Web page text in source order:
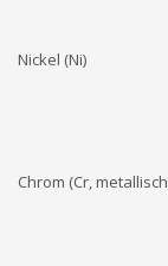
Nickel (Ni)
Chrom (Cr,